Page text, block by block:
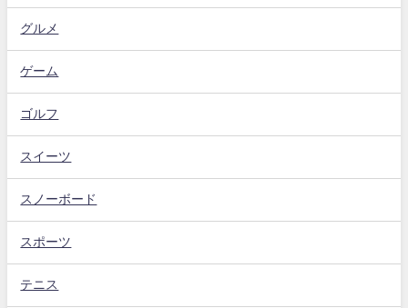
グルメ
ゲーム
ゴルフ
スイーツ
スノーボード
スポーツ
テニス